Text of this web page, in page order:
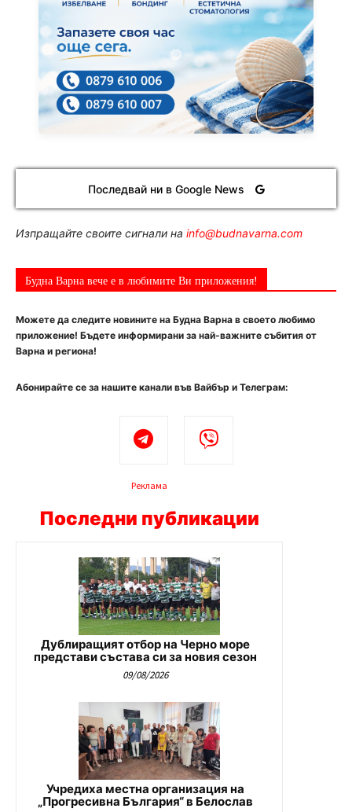
Последвай ни в Google News
Изпращайте своите сигнали на info@budnavarna.com
Будна Варна вече е в любимите Ви приложения!
Можете да следите новините на Будна Варна в своето любимо
приложение! Бъдете информирани за най-важните събития от
Варна и региона!
Абонирайте се за нашите канали във Вайбър и Телеграм:
Реклама
Последни публикации
Дублиращият отбор на Черно море
представи състава си за новия сезон
09/08/2026
Учредиха местна организация на
„Прогресивна България“ в Белослав